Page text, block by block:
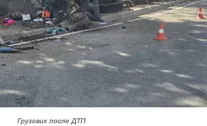
Грузовик после ДТП